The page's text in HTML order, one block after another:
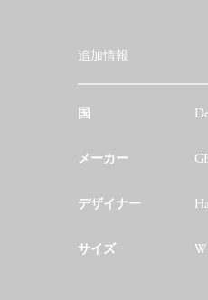
追加情報
国
メーカー
デザイナー
サイズ